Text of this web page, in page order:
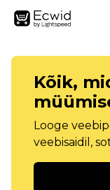
Kõik,
Looge
veebisaidil,